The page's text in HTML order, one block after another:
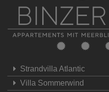
Strandvilla Atlantic
Villa Sommerwind